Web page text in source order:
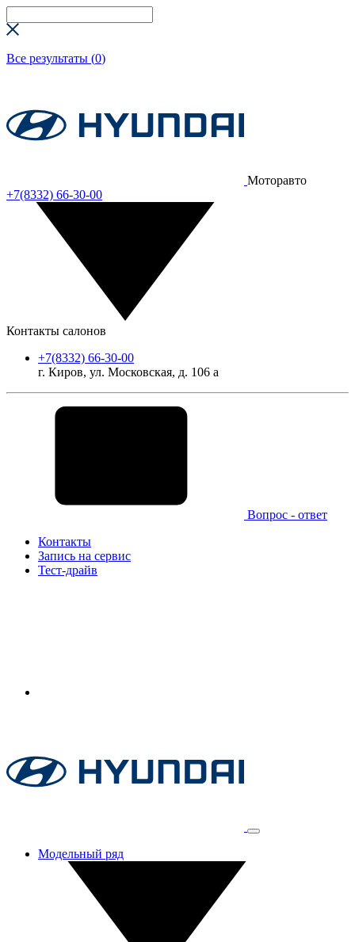
Все результаты (0)
Моторавто
+7(8332) 66-30-00
Контакты салонов
+7(8332) 66-30-00
г. Киров, ул. Московская, д. 106 а
Вопрос - ответ
Контакты
Запись на сервис
Тест-драйв
Модельный ряд